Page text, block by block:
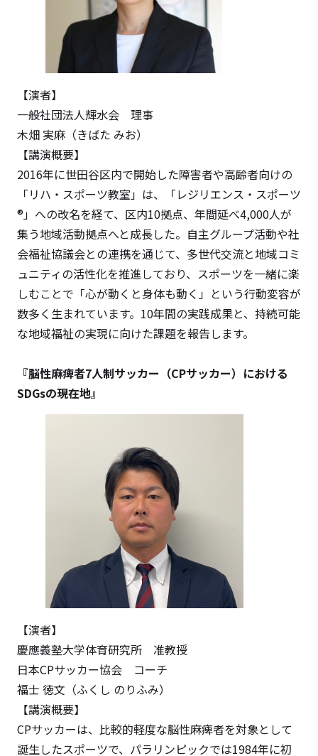
【演者】
一般社団法人輝水会 理事
木畑 実麻（きばた みお）
【講演概要】
2016年に世田谷区内で開始した障害者や高齢者向けの
「リハ・スポーツ教室」は、「レジリエンス・スポーツ
®️」への改名を経て、区内10拠点、年間延べ4,000人が
集う地域活動拠点へと成長した。自主グループ活動や社
会福祉協議会との連携を通じて、多世代交流と地域コミ
ュニティの活性化を推進しており、スポーツを一緒に楽
しむことで「心が動くと身体も動く」という行動変容が
数多く生まれています。10年間の実践成果と、持続可能
な地域福祉の実現に向けた課題を報告します。
『脳性麻痺者7人制サッカー（CPサッカー）における
SDGsの現在地』
【演者】
慶應義塾大学体育研究所 准教授
日本CPサッカー協会 コーチ
福士 徳文（ふくし のりふみ）
【講演概要】
CPサッカーは、比較的軽度な脳性麻痺者を対象として
誕生したスポーツで、パラリンピックでは1984年に初